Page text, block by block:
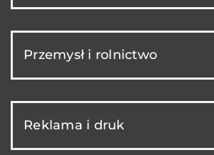
Przemysł i rolnictwo
Reklama i druk